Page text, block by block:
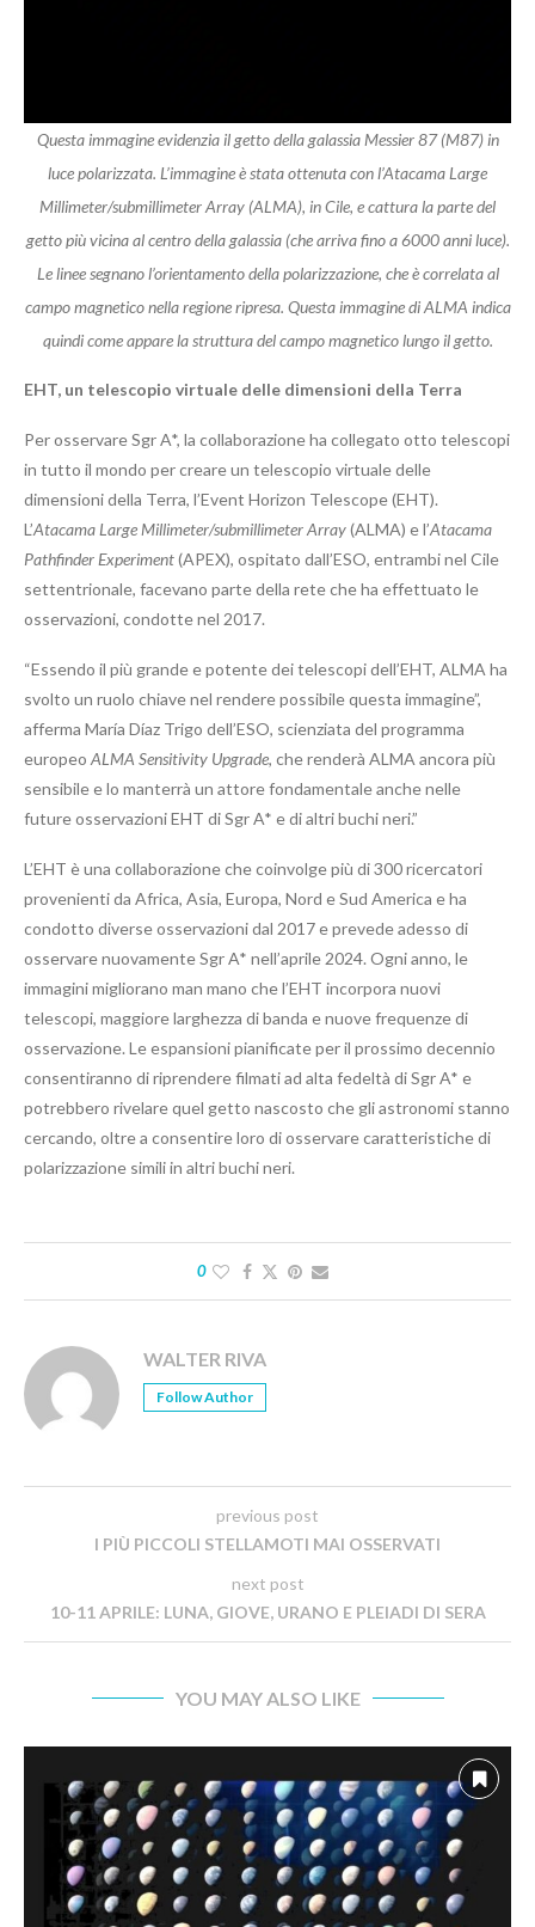
Questa immagine evidenzia il getto della galassia Messier 87 (M87) in
luce polarizzata. L’immagine è stata ottenuta con l’Atacama Large
Millimeter/submillimeter Array (ALMA), in Cile, e cattura la parte del
getto più vicina al centro della galassia (che arriva fino a 6000 anni luce).
Le linee segnano l’orientamento della polarizzazione, che è correlata al
campo magnetico nella regione ripresa. Questa immagine di ALMA indica
quindi come appare la struttura del campo magnetico lungo il getto.
EHT, un telescopio virtuale delle dimensioni della Terra
Per osservare Sgr A*, la collaborazione ha collegato otto telescopi
in tutto il mondo per creare un telescopio virtuale delle
dimensioni della Terra, l’Event Horizon Telescope (EHT).
L’Atacama Large Millimeter/submillimeter Array(ALMA) e l’Atacama
Pathfinder Experiment(APEX), ospitato dall’ESO, entrambi nel Cile
settentrionale, facevano parte della rete che ha effettuato le
osservazioni, condotte nel 2017.
“Essendo il più grande e potente dei telescopi dell’EHT, ALMA ha
svolto un ruolo chiave nel rendere possibile questa immagine”,
afferma María Díaz Trigo dell’ESO, scienziata del programma
europeo ALMA Sensitivity Upgrade, che renderà ALMA ancora più
sensibile e lo manterrà un attore fondamentale anche nelle
future osservazioni EHT di Sgr A* e di altri buchi neri.”
L’EHT è una collaborazione che coinvolge più di 300 ricercatori
provenienti da Africa, Asia, Europa, Nord e Sud America e ha
condotto diverse osservazioni dal 2017 e prevede adesso di
osservare nuovamente Sgr A* nell’aprile 2024. Ogni anno, le
immagini migliorano man mano che l’EHT incorpora nuovi
telescopi, maggiore larghezza di banda e nuove frequenze di
osservazione. Le espansioni pianificate per il prossimo decennio
consentiranno di riprendere filmati ad alta fedeltà di Sgr A* e
potrebbero rivelare quel getto nascosto che gli astronomi stanno
cercando, oltre a consentire loro di osservare caratteristiche di
polarizzazione simili in altri buchi neri.
0
WALTER RIVA
Follow Author
previous post
I PIÙ PICCOLI STELLAMOTI MAI OSSERVATI
next post
10-11 APRILE: LUNA, GIOVE, URANO E PLEIADI DI SERA
YOU MAY ALSO LIKE